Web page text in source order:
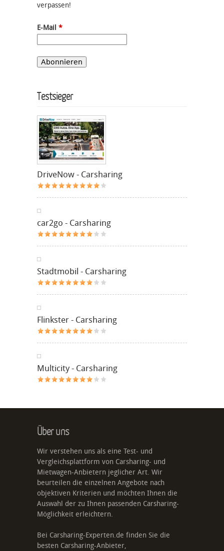
verpassen!
E-Mail *
Testsieger
DriveNow - Carsharing
car2go - Carsharing
Stadtmobil - Carsharing
Flinkster - Carsharing
Multicity - Carsharing
Über uns
Wir verstehen uns als eine Test- und
Vergleichsplattform von Carsharing- und
Mietwagen-Anbietern jeglicher Art. Wir
beurteilen die einzelnen Angebote nach
objektiven Kriterien und möchten Ihnen die
Auswahl der zu Ihnen passenden Carsharing-
Möglichkeit erleichtern.
Bei Carsharing-Experten.de finden Sie die
besten Carsharing-Anbieter,